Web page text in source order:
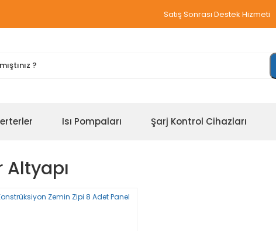
Satış Sonrası Destek Hizmeti
Isı Pompaları Şarj Kontrol Cihazları
Altyapı